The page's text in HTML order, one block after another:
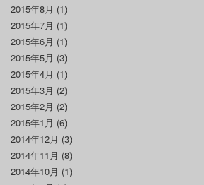
2015年8月 (1)
2015年7月 (1)
2015年6月 (1)
2015年5月 (3)
2015年4月 (1)
2015年3月 (2)
2015年2月 (2)
2015年1月 (6)
2014年12月 (3)
2014年11月 (8)
2014年10月 (1)